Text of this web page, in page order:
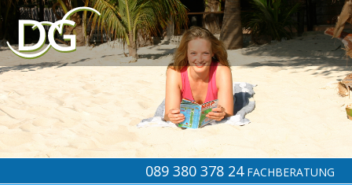
089 380 378 24 FACHBERATUNG